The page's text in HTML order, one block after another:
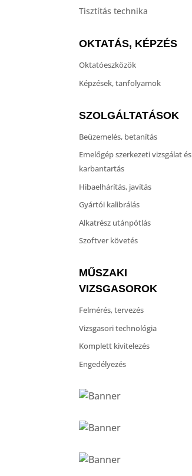
Tisztítás technika
OKTATÁS, KÉPZÉS
Oktatóeszközök
Képzések, tanfolyamok
SZOLGÁLTATÁSOK
Beüzemelés, betanítás
Emelőgép szerkezeti vizsgálat és
karbantartás
Hibaelhárítás, javítás
Gyártói kalibrálás
Alkatrész utánpótlás
Szoftver követés
MŰSZAKI
VIZSGASOROK
Felmérés, tervezés
Vizsgasori technológia
Komplett kivitelezés
Engedélyezés